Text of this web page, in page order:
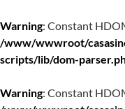
Warning: Constant
/www/wwwroot/
scripts/lib/dom-
Warning: Constant